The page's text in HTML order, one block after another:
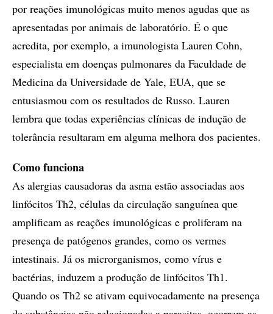
por reações imunológicas muito menos agudas que as
apresentadas por animais de laboratório. É o que
acredita, por exemplo, a imunologista Lauren Cohn,
especialista em doenças pulmonares da Faculdade de
Medicina da Universidade de Yale, EUA, que se
entusiasmou com os resultados de Russo. Lauren
lembra que todas experiências clínicas de indução de
tolerância resultaram em alguma melhora dos pacientes.
Como funciona
As alergias causadoras da asma estão associadas aos
linfócitos Th2, células da circulação sanguínea que
amplificam as reações imunológicas e proliferam na
presença de patógenos grandes, como os vermes
intestinais. Já os microrganismos, como vírus e
bactérias, induzem a produção de linfócitos Th1.
Quando os Th2 se ativam equivocadamente na presença